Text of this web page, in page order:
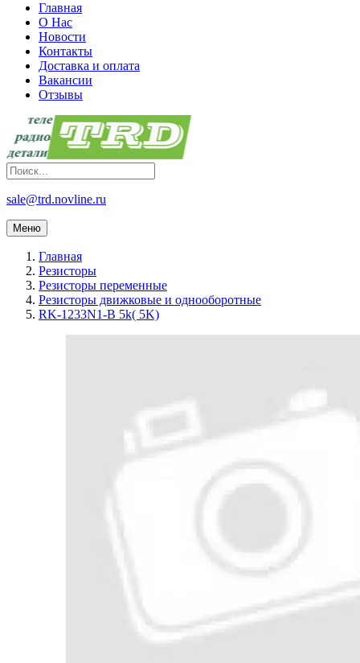
Главная
О Нас
Новости
Контакты
Доставка и оплата
Вакансии
Отзывы
sale@trd.novline.ru
Меню
Главная
Резисторы
Резисторы переменные
Резисторы движковые и однооборотные
RK-1233N1-B 5k( 5K)